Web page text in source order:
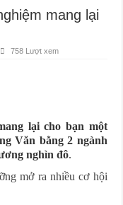
mang lại
758 Lượt xem
lại cho bạn một
Văn bằng 2 ngành
nghìn đô.
mở ra nhiều cơ hội